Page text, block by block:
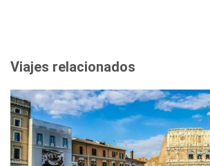
Viajes relacionados